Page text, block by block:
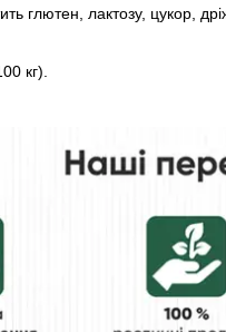
глютен, лактозу, цукор,
кг).